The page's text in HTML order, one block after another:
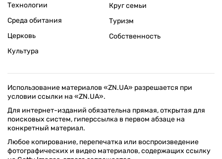
Технологии
Среда обитания
Церковь
Культура
Круг семьи
Туризм
Собственность
Использование материалов «ZN.UA» разрешается при
условии ссылки на «ZN.UA».
Для интернет-изданий обязательна прямая, открытая для
поисковых систем, гиперссылка в первом абзаце на
конкретный материал.
Любое копирование, перепечатка или воспроизведение
фотографических и видео материалов, содержащих ссылку